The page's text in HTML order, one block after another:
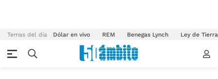
Temas del día Dólar en vivo REM Benegas Lynch Ley de